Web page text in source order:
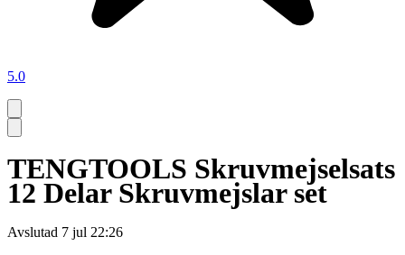
5.0
TENGTOOLS Skruvmejselsats
12 Delar Skruvmejslar set
Avslutad 7 jul 22:26